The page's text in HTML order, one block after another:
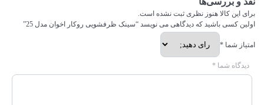
برای این کالا هنوز نظری ثبت نشده است.
اولین کسی باشید که دیدگاهی می نویسد “سینک ظرفشویی روکار اخوان مدل 25”
امتیاز شما *
دیدگاه شما *